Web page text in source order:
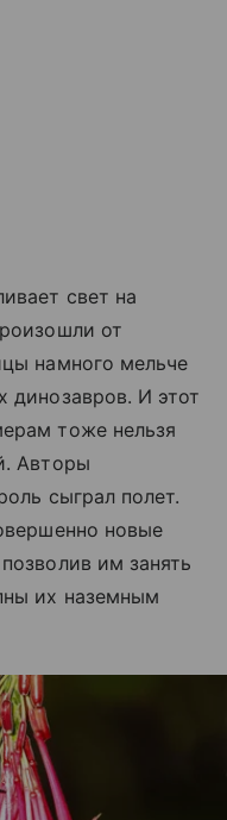
свет на
от
намного мельче
динозавров. И этот
тоже нельзя
Авторы
сыграл полет.
новые
им занять
их наземным